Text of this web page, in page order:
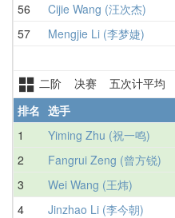
56 Cijie Wang (汪次杰)
57 Mengjie Li (李梦婕)
二阶 决赛 五次计平均
排名 选手
1
Yiming Zhu (祝一鸣)
2 Fangrui Zeng (曾方锐)
3 Wei Wang (王炜)
4 Jinzhao Li (李今朝)